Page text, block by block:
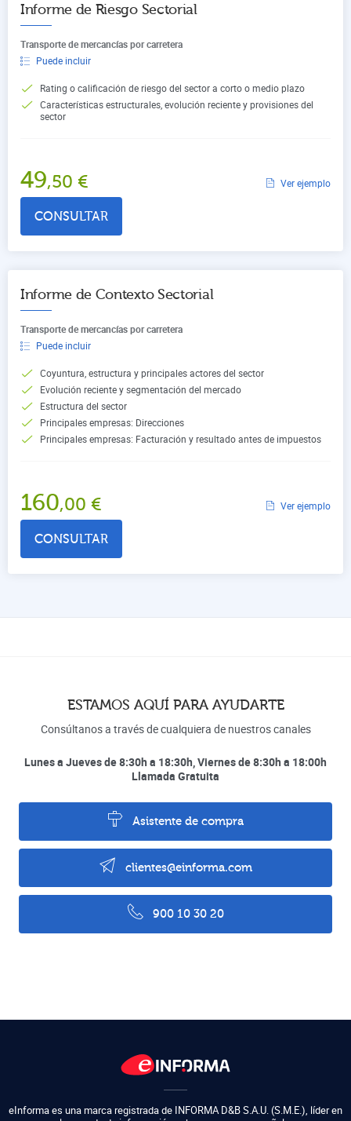
Informe de Riesgo Sectorial
Transporte de mercancías por carretera
Puede incluir
Rating o calificación de riesgo del sector a corto o medio plazo
Características estructurales, evolución reciente y provisiones del
sector
49,50 € Ver ejemplo
CONSULTAR
Informe de Contexto Sectorial
Transporte de mercancías por carretera
Puede incluir
Coyuntura, estructura y principales actores del sector
Evolución reciente y segmentación del mercado
Estructura del sector
Principales empresas: Direcciones
Principales empresas: Facturación y resultado antes de impuestos
160,00 € Ver ejemplo
CONSULTAR
ESTAMOS AQUÍ PARA AYUDARTE
Consúltanos a través de cualquiera de nuestros canales
Lunes a Jueves de 8:30h a 18:30h, Viernes de 8:30h a 18:00h
Llamada Gratuita
Asistente de compra
clientes@einforma.com
900 10 30 20
eInforma es una marca registrada de INFORMA D&B S.A.U. (S.M.E.), líder en